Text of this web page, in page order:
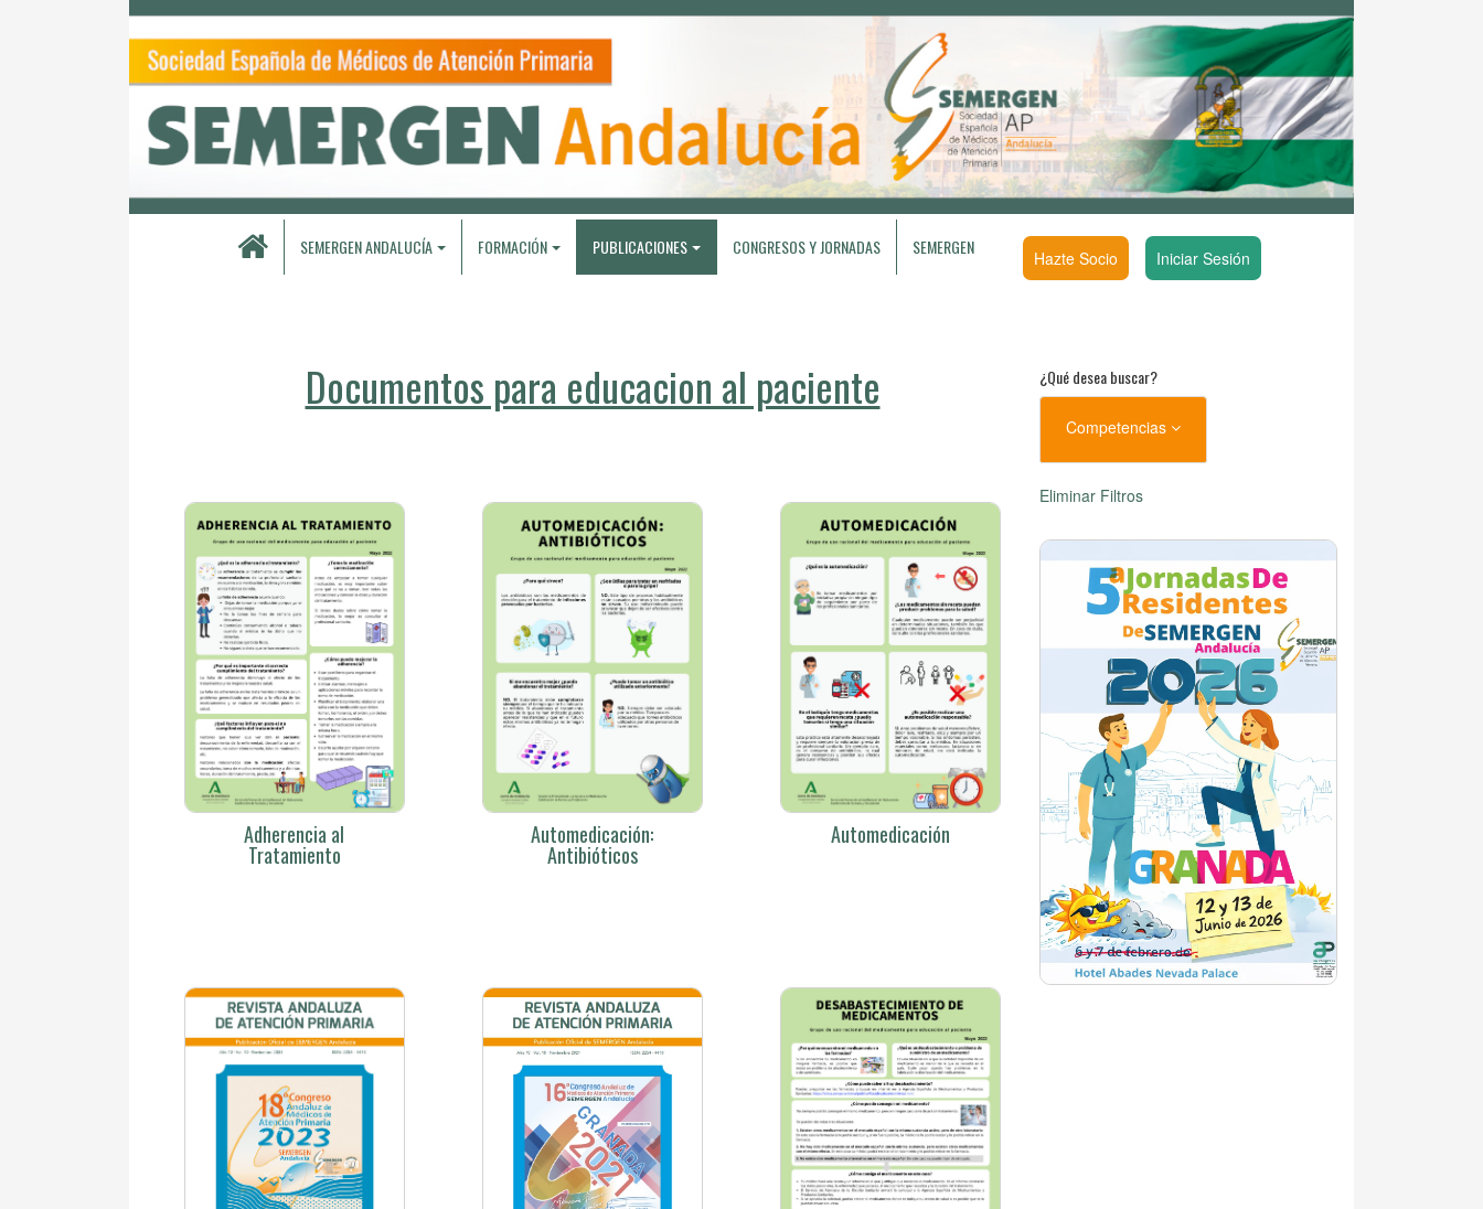
SEMERGEN ANDALUCÍA FORMACIÓN PUBLICACIONES CONGRESOS Y JORNADAS SEMERGEN Hazte Socio Iniciar Sesión
Documentos para educacion al paciente
Adherencia al
Tratamiento
Automedicación:
Antibióticos
Automedicación
¿Qué desea buscar?
Competencias
Eliminar Filtros